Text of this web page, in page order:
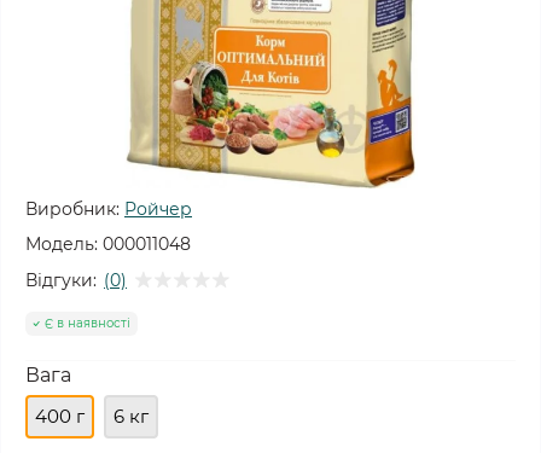
Виробник: Ройчер
Модель: 000011048
Відгуки: (0)
Є в наявності
Вага
400 г
6 кг